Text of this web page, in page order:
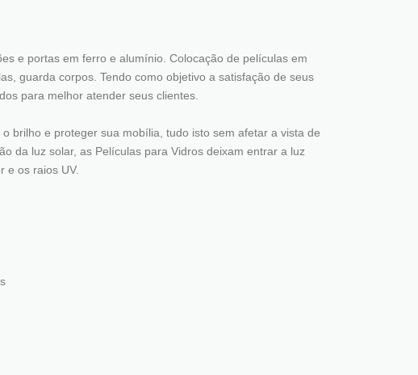
e portas em ferro e alumínio. Colocação de películas em
guarda corpos. Tendo como objetivo a satisfação de seus
para melhor atender seus clientes.
brilho e proteger sua mobília, tudo isto sem afetar a vista de
da luz solar, as Películas para Vidros deixam entrar a luz
e os raios UV.